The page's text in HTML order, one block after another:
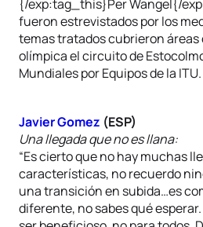
{/exp:tag_this}Per Wangel{/
fueron estrevistados por los
temas tratados cubrieron
olímpica el circuito de
Mundiales por Equipos de la ITU.
Javier Gomez (ESP)
Una llegada que no es llana:
“Es cierto que no hay muchas
características, no recuerdo
una transición en subida…es
diferente, no sabes qué